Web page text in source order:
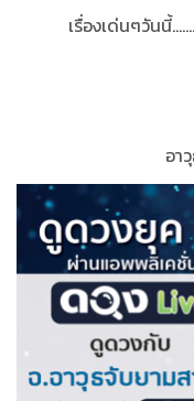
เรื่องเด่นๆวันนี้
อา